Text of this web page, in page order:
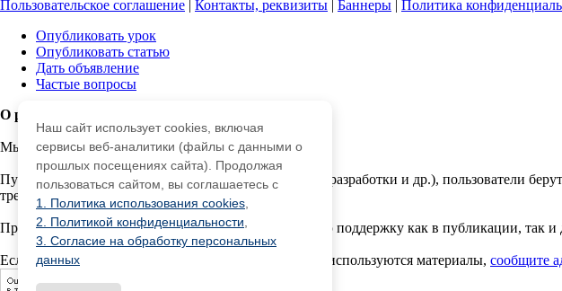
Пользовательское соглашение | Контакты, реквизиты | Баннеры | Политика
Опубликовать урок
Опубликовать статью
Дать объявление
Частые вопросы
О работе с сайтом
Мы используем cookie.
Публикуя материалы на сайте (комментарии, статьи, разработки и др.), пользователи
третьми лицами.
При этом редакция сайта готова оказывать всяческую поддержку как в публикации, так и
Если вы обнаружили, что на нашем сайте незаконно используются материалы, сообщите
Наш сайт использует cookies, включая
сервисы веб-аналитики (файлы с данными о
прошлых посещениях сайта). Продолжая
пользоваться сайтом, вы соглашаетесь с
1. Политика использования cookies
2. Политикой конфиденциальности
3. Согласие на обработку персональных
данных